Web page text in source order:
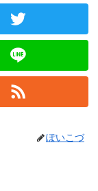
ぽいこづ